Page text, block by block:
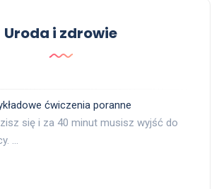
Uroda i zdrowie
ćwiczenia poranne
się i za 40 minut musisz wyjść do
…